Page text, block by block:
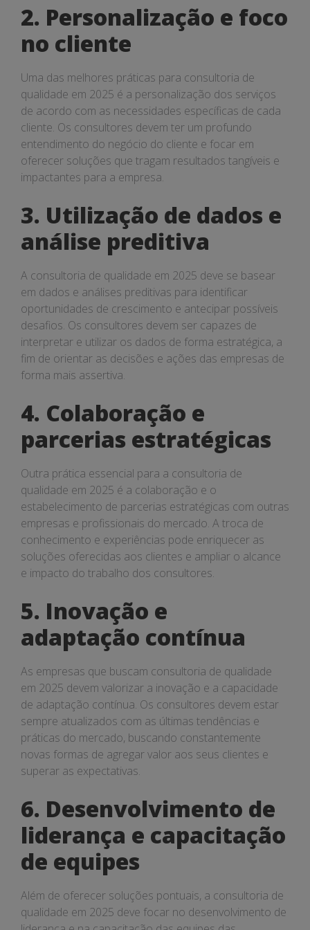
2. Personalização e foco
no cliente
Uma das melhores práticas para consultoria de
qualidade em 2025 é a personalização dos serviços
de acordo com as necessidades específicas de cada
cliente. Os consultores devem ter um profundo
entendimento do negócio do cliente e focar em
oferecer soluções que tragam resultados tangíveis e
impactantes para a empresa.
3. Utilização de dados e
análise preditiva
A consultoria de qualidade em 2025 deve se basear
em dados e análises preditivas para identificar
oportunidades de crescimento e antecipar possíveis
desafios. Os consultores devem ser capazes de
interpretar e utilizar os dados de forma estratégica, a
fim de orientar as decisões e ações das empresas de
forma mais assertiva.
4. Colaboração e
parcerias estratégicas
Outra prática essencial para a consultoria de
qualidade em 2025 é a colaboração e o
estabelecimento de parcerias estratégicas com outras
empresas e profissionais do mercado. A troca de
conhecimento e experiências pode enriquecer as
soluções oferecidas aos clientes e ampliar o alcance
e impacto do trabalho dos consultores.
5. Inovação e
adaptação contínua
As empresas que buscam consultoria de qualidade
em 2025 devem valorizar a inovação e a capacidade
de adaptação contínua. Os consultores devem estar
sempre atualizados com as últimas tendências e
práticas do mercado, buscando constantemente
novas formas de agregar valor aos seus clientes e
superar as expectativas.
6. Desenvolvimento de
liderança e capacitação
de equipes
Além de oferecer soluções pontuais, a consultoria de
qualidade em 2025 deve focar no desenvolvimento de